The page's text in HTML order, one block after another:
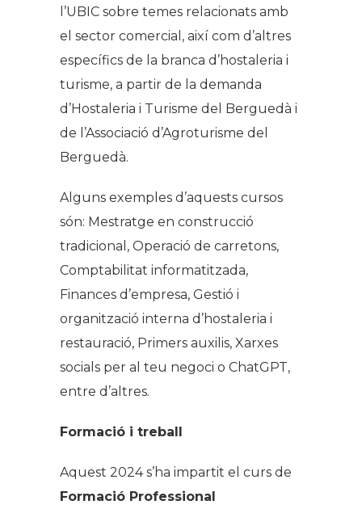
l’UBIC sobre temes relacionats amb
el sector comercial, així com d’altres
específics de la branca d’hostaleria i
turisme, a partir de la demanda
d’Hostaleria i Turisme del Berguedà i
de l’Associació d’Agroturisme del
Berguedà.
Alguns exemples d’aquests cursos
són: Mestratge en construcció
tradicional, Operació de carretons,
Comptabilitat informatitzada,
Finances d’empresa, Gestió i
organització interna d’hostaleria i
restauració, Primers auxilis, Xarxes
socials per al teu negoci o ChatGPT,
entre d’altres.
Formació i treball
Aquest 2024 s’ha impartit el curs de
Formació Professional